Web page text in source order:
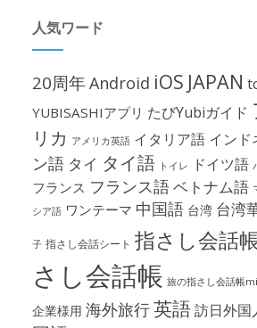
人気ワード
20周年Android iOS JAPAN
YUBISASHIアプリ たびYubiガイド
リカ アメリカ英語 イタリア語 インド
ン語 タイ タイ語 トイレ ドイツ語
フランス フランス語ベトナム語
シア語 ワンテーマ 中国語 台湾 台湾
子 指さし会話シート 指さし会話
さし会話帳 旅の指さし会話帳
企業様用 海外旅行英語訪日外国